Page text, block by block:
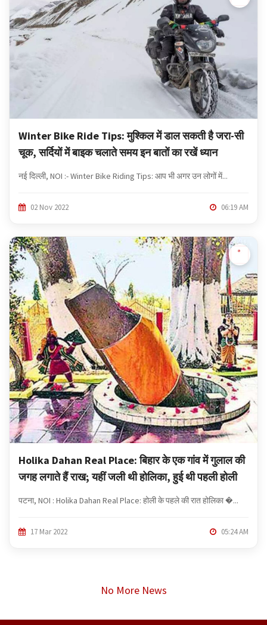
Winter Bike Ride Tips: मुश्किल में डाल सकती है जरा-सी
चूक, सर्दियों में बाइक चलाते समय इन बातों का रखें ध्यान
नई दिल्ली, NOI :- Winter Bike Riding Tips: आप भी अगर उन लोगों में...
02 Nov 2022 06:19 AM
Holika Dahan Real Place: बिहार के एक गांव में गुलाल की
जगह लगाते हैं राख; यहीं जली थी होलिका, हुई थी पहली होली
पटना, NOI : Holika Dahan Real Place: होली के पहले की रात होलिका �...
17 Mar 2022 05:24 AM
No More News